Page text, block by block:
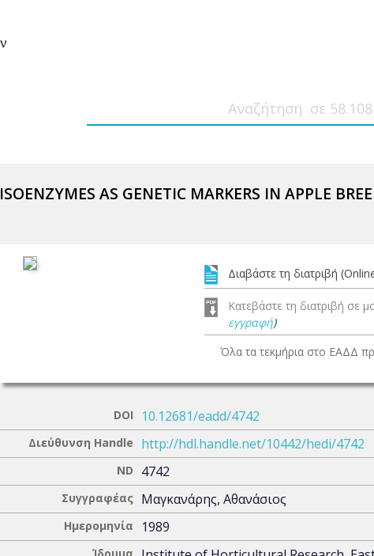
ISOENZYMES AS GENETIC MARKERS IN APPLE
Διαβάστε τη διατριβή
Κατεβάστε τη διατριβή σε
εγγραφή)
Όλα τα τεκμήρια στο ΕΑΔΔ
DOI 10.12681/eadd/4742
Διεύθυνση Handle http://hdl.handle.net/10442/hedi/4742
ND 4742
Συγγραφέας Μαγκανάρης, Αθανάσιος
Ημερομηνία 1989